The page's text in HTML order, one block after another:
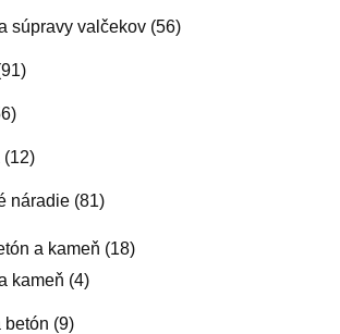
súpravy valčekov (56)
(12)
náradie (81)
a kameň (18)
kameň (4)
betón (9)